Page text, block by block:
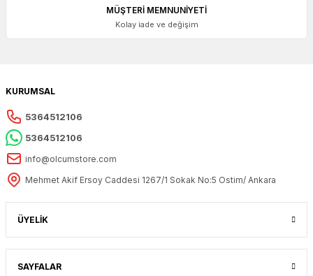
MÜŞTERİ MEMNUNİYETİ
Kolay iade ve değişim
KURUMSAL
5364512106
5364512106
info@olcumstore.com
Mehmet Akif Ersoy Caddesi 1267/1 Sokak No:5 Ostim/ Ankara
ÜYELİK
SAYFALAR